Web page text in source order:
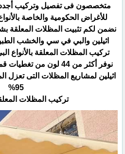
متخصصون فى تفصيل وتركيب أجدد
للأغراض الحكومية والخاصة
نضمن لكم تثبيت المظلات المعلقة
اثيلين والبي في سي والخشب
تركيب المظلات المعلقة بالأنواع
نوفر أكثر من 44 لون
اثيلين لمشاريع المظلات التى تعزل
95%‏
تركيب المظلات